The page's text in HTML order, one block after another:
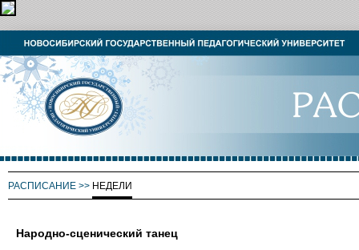
РАСПИСАНИЕ >> НЕДЕЛИ
Народно-сценический танец